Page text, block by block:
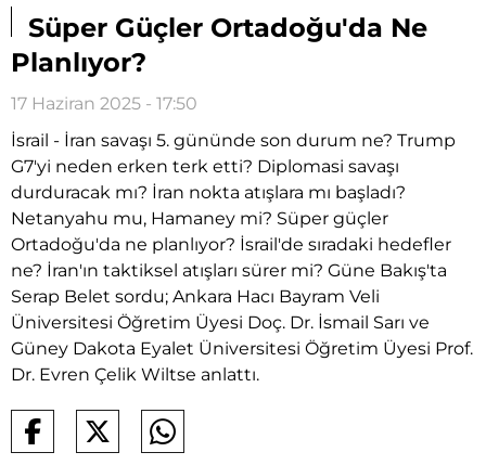
Süper Güçler Ortadoğu'da Ne
Planlıyor?
17 Haziran 2025 - 17:50
İsrail - İran savaşı 5. gününde son durum ne? Trump
G7'yi neden erken terk etti? Diplomasi savaşı
durduracak mı? İran nokta atışlara mı başladı?
Netanyahu mu, Hamaney mi? Süper güçler
Ortadoğu'da ne planlıyor? İsrail'de sıradaki hedefler
ne? İran'ın taktiksel atışları sürer mi? Güne Bakış'ta
Serap Belet sordu; Ankara Hacı Bayram Veli
Üniversitesi Öğretim Üyesi Doç. Dr. İsmail Sarı ve
Güney Dakota Eyalet Üniversitesi Öğretim Üyesi Prof.
Dr. Evren Çelik Wiltse anlattı.